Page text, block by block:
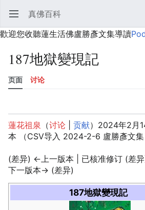
打开主菜单 真佛百科
歡迎您收聽蓮生活佛盧勝彥文集導讀
187地獄變現記
页面 讨论
蓮花祖泉 （讨论 贡献） 2024年2月
本
（CSV导入 2024-2-6 盧勝彥文集
(差异) ←上一版本 | 已核准修订 (差异
下一版本→ (差异)
187地獄變現記